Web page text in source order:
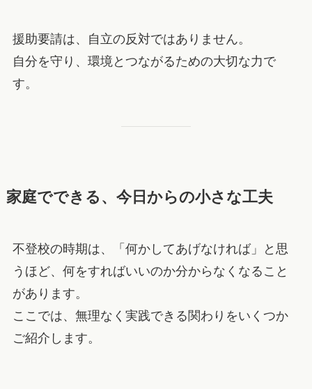
援助要請は、自立の反対ではありません。
自分を守り、環境とつながるための大切な力で
す。
家庭でできる、今日からの小さな工夫
不登校の時期は、「何かしてあげなければ」と思
うほど、何をすればいいのか分からなくなること
があります。
ここでは、無理なく実践できる関わりをいくつか
ご紹介します。